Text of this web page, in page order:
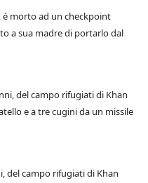
é morto ad un checkpoint
a sua madre di portarlo dal
del campo rifugiati di Khan
e a tre cugini da un missile
del campo rifugiati di Khan